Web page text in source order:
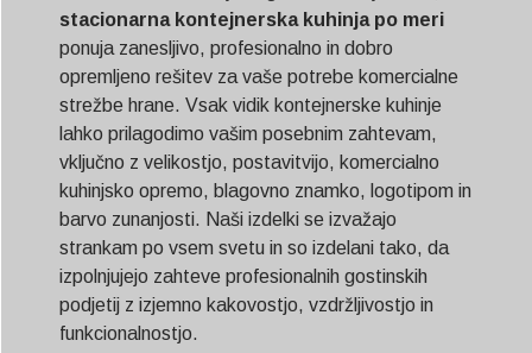
stacionarna kontejnerska kuhinja po meri
ponuja zanesljivo, profesionalno in dobro
opremljeno rešitev za vaše potrebe komercialne
strežbe hrane. Vsak vidik kontejnerske kuhinje
lahko prilagodimo vašim posebnim zahtevam,
vključno z velikostjo, postavitvijo, komercialno
kuhinjsko opremo, blagovno znamko, logotipom in
barvo zunanjosti. Naši izdelki se izvažajo
strankam po vsem svetu in so izdelani tako, da
izpolnjujejo zahteve profesionalnih gostinskih
podjetij z izjemno kakovostjo, vzdržljivostjo in
funkcionalnostjo.